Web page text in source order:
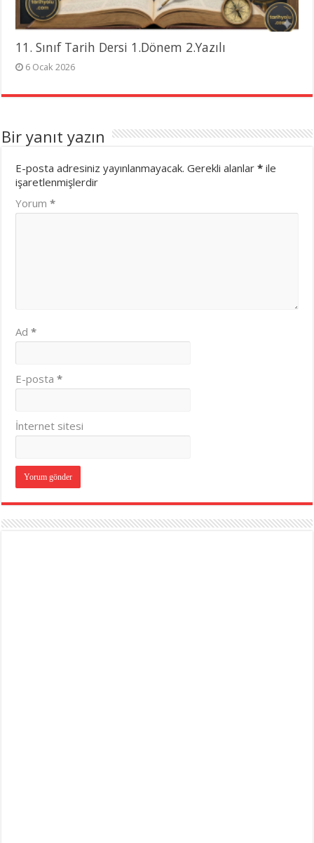
11. Sınıf Tarih Dersi 1.Dönem 2.Yazılı
6 Ocak 2026
Bir yanıt yazın
E-posta adresiniz yayınlanmayacak. Gerekli alanlar* ile
işaretlenmişlerdir
Yorum*
Ad*
E-posta*
İnternet sitesi